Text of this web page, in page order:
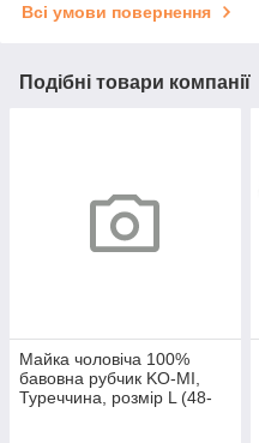
Всі умови повернення
Подібні товари компанії
Майка чоловіча 100%
бавовна рубчик KO-MI,
Туреччина, розмір L (48-